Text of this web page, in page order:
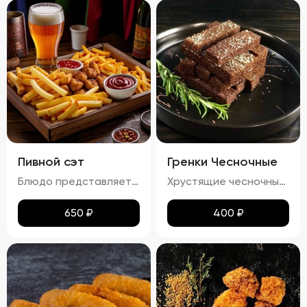
Пивной сэт
Блюдо представляет собой гармоничный набор закусок к пиву, включающий картофель фри, картофельные дольки, куриные наггетсы и сырные палочки. Все продукты имеют равномерную золотистую корочку без признаков пережарки. Вкус и аромат блюд натуральные, без посторонних привкусов и запахов. Картофель и гренки умеренно посолены, а наггетсы и сырные палочки остаются сочными внутри. Консистенция картофеля фри и долек мягкая внутри и хрустящая снаружи, наггетсы и сырные палочки – нежные и сочные внутри, с хрустящей корочкой.
650 ₽
Гренки Чесночные
Хрустящие чесночные гренки – это идеальное сочетание золотистой корочки и нежного аромата чеснока. Каждый кусочек пропитан легким масляным налетом, который подчеркивает насыщенный вкус обжаренного хлеба. Сливочный соус добавляет блюду особую мягкость и кремовую текстуру, а пряности создают изысканное послевкусие. Эти гренки станут отличным дополнением к любому блюду!
400 ₽